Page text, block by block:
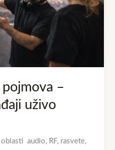
–
uživo
audio, RF, rasvete,